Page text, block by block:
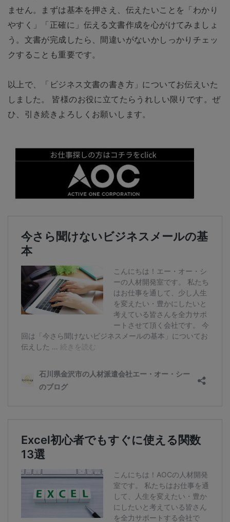
ません。まずは基本を押さえ、伝えたいことを「わかり
やすく」「正確に」伝える文書作成を心がけてみましょ
う。文書が完成したら、間違いがないかしっかりチェッ
クすることも重要です。
以上で、「ビジネス文書の書き方」についてお伝えいた
しました。 皆様のお役に立てたらうれしい限りです。ぜ
ひ、引き続きよろしくお願いします。